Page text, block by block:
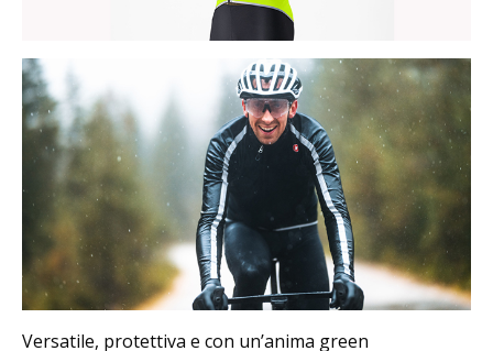
Versatile, protettiva e con un’anima green